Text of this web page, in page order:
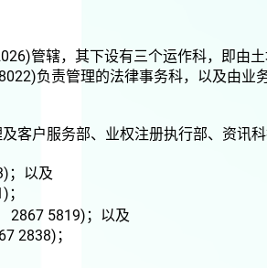
管辖，其下设有三个运作科，即由
负责管理的法律事务科，以及由业
户服务部、业权注册执行部、资讯
；以及
；
2867 5819) ；以及
2838) ；